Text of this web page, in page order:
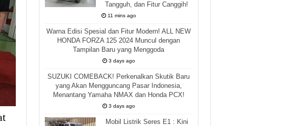
Tangguh, dan Fitur Canggih!
11 mins ago
Warna Edisi Spesial dan Fitur Modern! ALL NEW
HONDA FORZA 125 2024 Muncul dengan
Tampilan Baru yang Menggoda
3 days ago
SUZUKI COMEBACK! Perkenalkan Skutik Baru
yang Akan Mengguncang Pasar Indonesia,
Menantang Yamaha NMAX dan Honda PCX!
3 days ago
Mobil Listrik Seres E1 : Kini